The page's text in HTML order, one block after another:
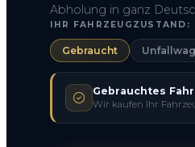
Abholung in ganz
IHR FAHRZEUGZUSTAND:
Gebraucht
Gebrauchtes
Wir kaufen Ihr